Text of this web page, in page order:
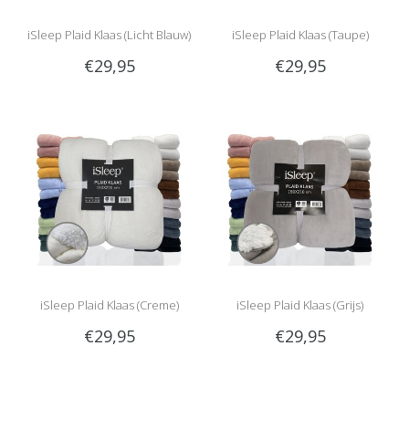
iSleep Plaid Klaas (Licht Blauw)
€29,95
iSleep Plaid Klaas (Taupe)
€29,95
iSleep Plaid Klaas (Creme)
€29,95
iSleep Plaid Klaas (Grijs)
€29,95